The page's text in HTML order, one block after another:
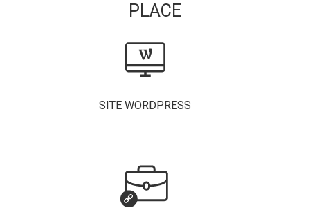
PLACE
SITE WORDPRESS